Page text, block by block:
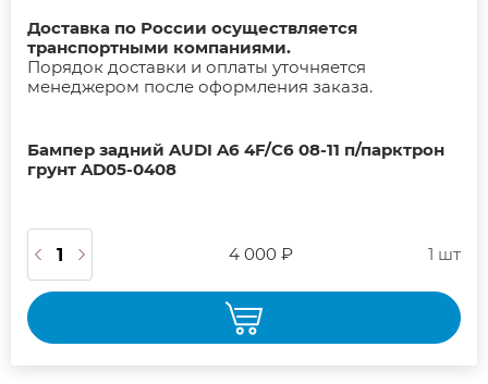
Доставка по России осуществляется
транспортными компаниями.
Порядок доставки и оплаты уточняется
менеджером после оформления заказа.
Бампер задний AUDI A6 4F/C6 08-11 п/парктрон
грунт AD05-0408
4 000 ₽ 1 шт